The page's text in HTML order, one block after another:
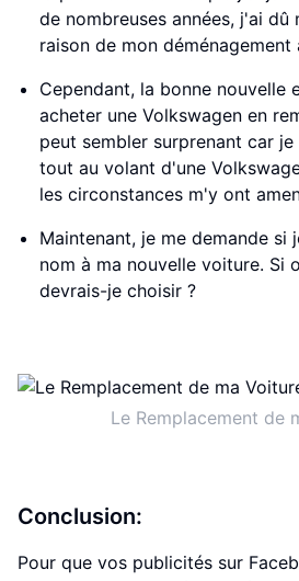
de nombreuses années, j'ai dû
raison de mon déménagement
Cependant, la bonne nouvelle
acheter une Volkswagen en
peut sembler surprenant car
tout au volant d'une
les circonstances m'y ont
Maintenant, je me demande si
nom à ma nouvelle voiture. Si
devrais-je choisir ?
Le Remplacement de
Conclusion:
Pour que vos publicités sur